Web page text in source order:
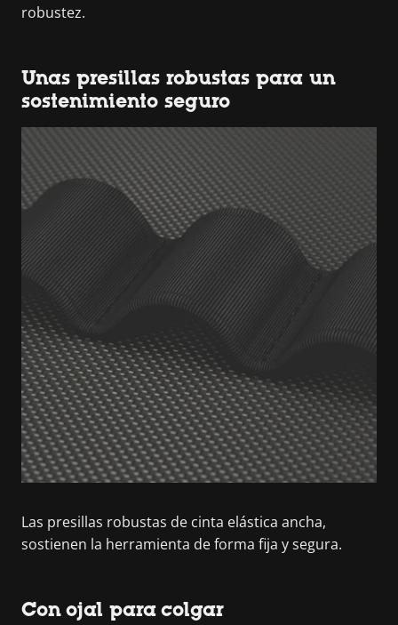
robustez.
Unas presillas robustas para un
sostenimiento seguro
Las presillas robustas de cinta elástica ancha,
sostienen la herramienta de forma fija y segura.
Con ojal para colgar